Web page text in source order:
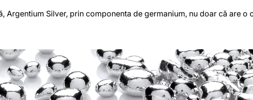
Argentium Silver, prin componenta de germanium, nu doar că are